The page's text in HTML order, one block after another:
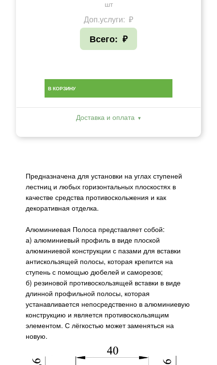
шт
Доп.услуги: ₽
Всего: ₽
В КОРЗИНУ
Доставка и оплата
Предназначена для установки на углах ступеней
лестниц и любых горизонтальных плоскостях в
качестве средства противоскольжения и как
декоративная отделка.
Алюминиевая Полоса представляет собой:
а) алюминиевый профиль в виде плоской
алюминиевой конструкции с пазами для вставки
антискользящей полосы, которая крепится на
ступень с помощью дюбелей и саморезов;
б) резиновой противоскользящей вставки в виде
длинной профильной полосы, которая
устанавливается непосредственно в алюминиевую
конструкцию и является противоскользящим
элементом. С лёгкостью может заменяться на
новую.